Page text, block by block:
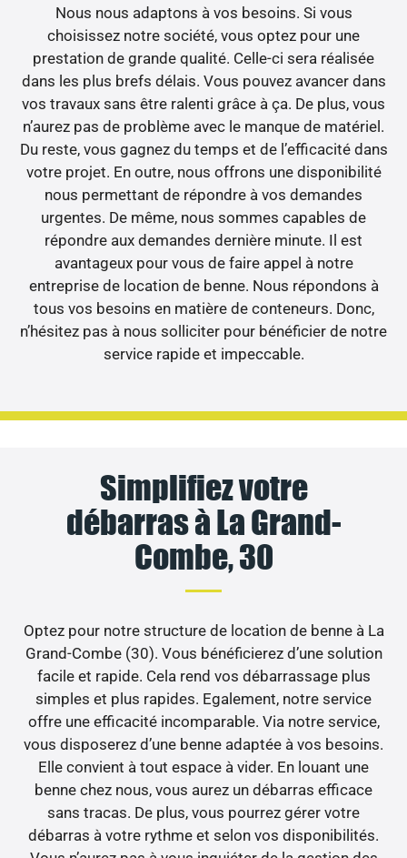
Nous nous adaptons à vos besoins. Si vous
choisissez notre société, vous optez pour une
prestation de grande qualité. Celle-ci sera réalisée
dans les plus brefs délais. Vous pouvez avancer dans
vos travaux sans être ralenti grâce à ça. De plus, vous
n’aurez pas de problème avec le manque de matériel.
Du reste, vous gagnez du temps et de l’efficacité dans
votre projet. En outre, nous offrons une disponibilité
nous permettant de répondre à vos demandes
urgentes. De même, nous sommes capables de
répondre aux demandes dernière minute. Il est
avantageux pour vous de faire appel à notre
entreprise de location de benne. Nous répondons à
tous vos besoins en matière de conteneurs. Donc,
n’hésitez pas à nous solliciter pour bénéficier de notre
service rapide et impeccable.
Simplifiez votre
débarras à La Grand-
Combe, 30
Optez pour notre structure de location de benne à La
Grand-Combe (30). Vous bénéficierez d’une solution
facile et rapide. Cela rend vos débarrassage plus
simples et plus rapides. Egalement, notre service
offre une efficacité incomparable. Via notre service,
vous disposerez d’une benne adaptée à vos besoins.
Elle convient à tout espace à vider. En louant une
benne chez nous, vous aurez un débarras efficace
sans tracas. De plus, vous pourrez gérer votre
débarras à votre rythme et selon vos disponibilités.